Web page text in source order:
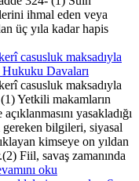
ihmal eden veya
üç yıla kadar hapis
casusluk maksadıyla
Hukuku Davaları
casusluk maksadıyla
Yetkili makamların
yasakladığı
gereken bilgileri, siyasal
kimseye on yıldan
Fiil, savaş zamanında
oku